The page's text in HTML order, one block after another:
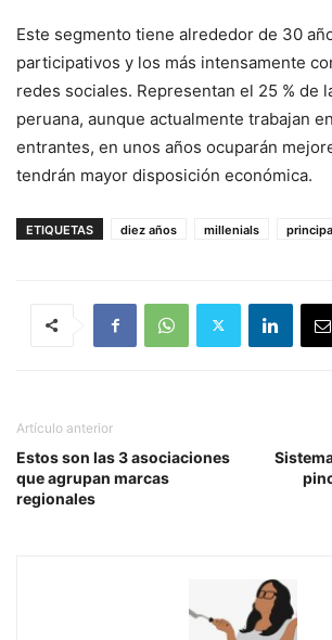
Este segmento tiene alrededor de 30
participativos y los más intensamente
redes sociales. Representan el 25 % de
peruana, aunque actualmente trabajan
entrantes, en unos años ocuparán
tendrán mayor disposición económica.
ETIQUETAS diez años millenials
Artículo anterior
Estos son las 3 asociaciones
que agrupan marcas
regionales